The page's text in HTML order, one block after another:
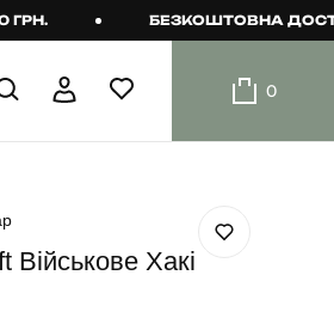
БЕЗКОШТОВНА
0
Хакі